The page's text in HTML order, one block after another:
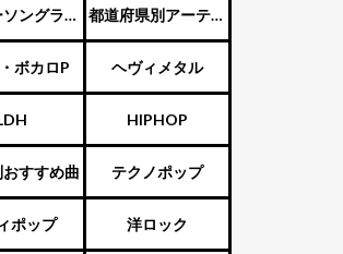
（旧
ーズ）
ングライ
ー
都道府県別アーティ
スト
ボカロP ヘヴィメタル
HIPHOP
すすめ曲 テクノポップ
ポップ 洋ロック